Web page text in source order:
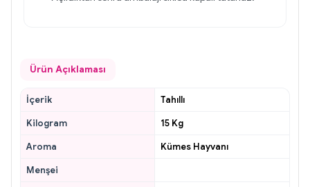
Ürün Açıklaması
İçerik
Tahıllı
Kilogram
15 Kg
Aroma
Kümes Hayvanı
Menşei